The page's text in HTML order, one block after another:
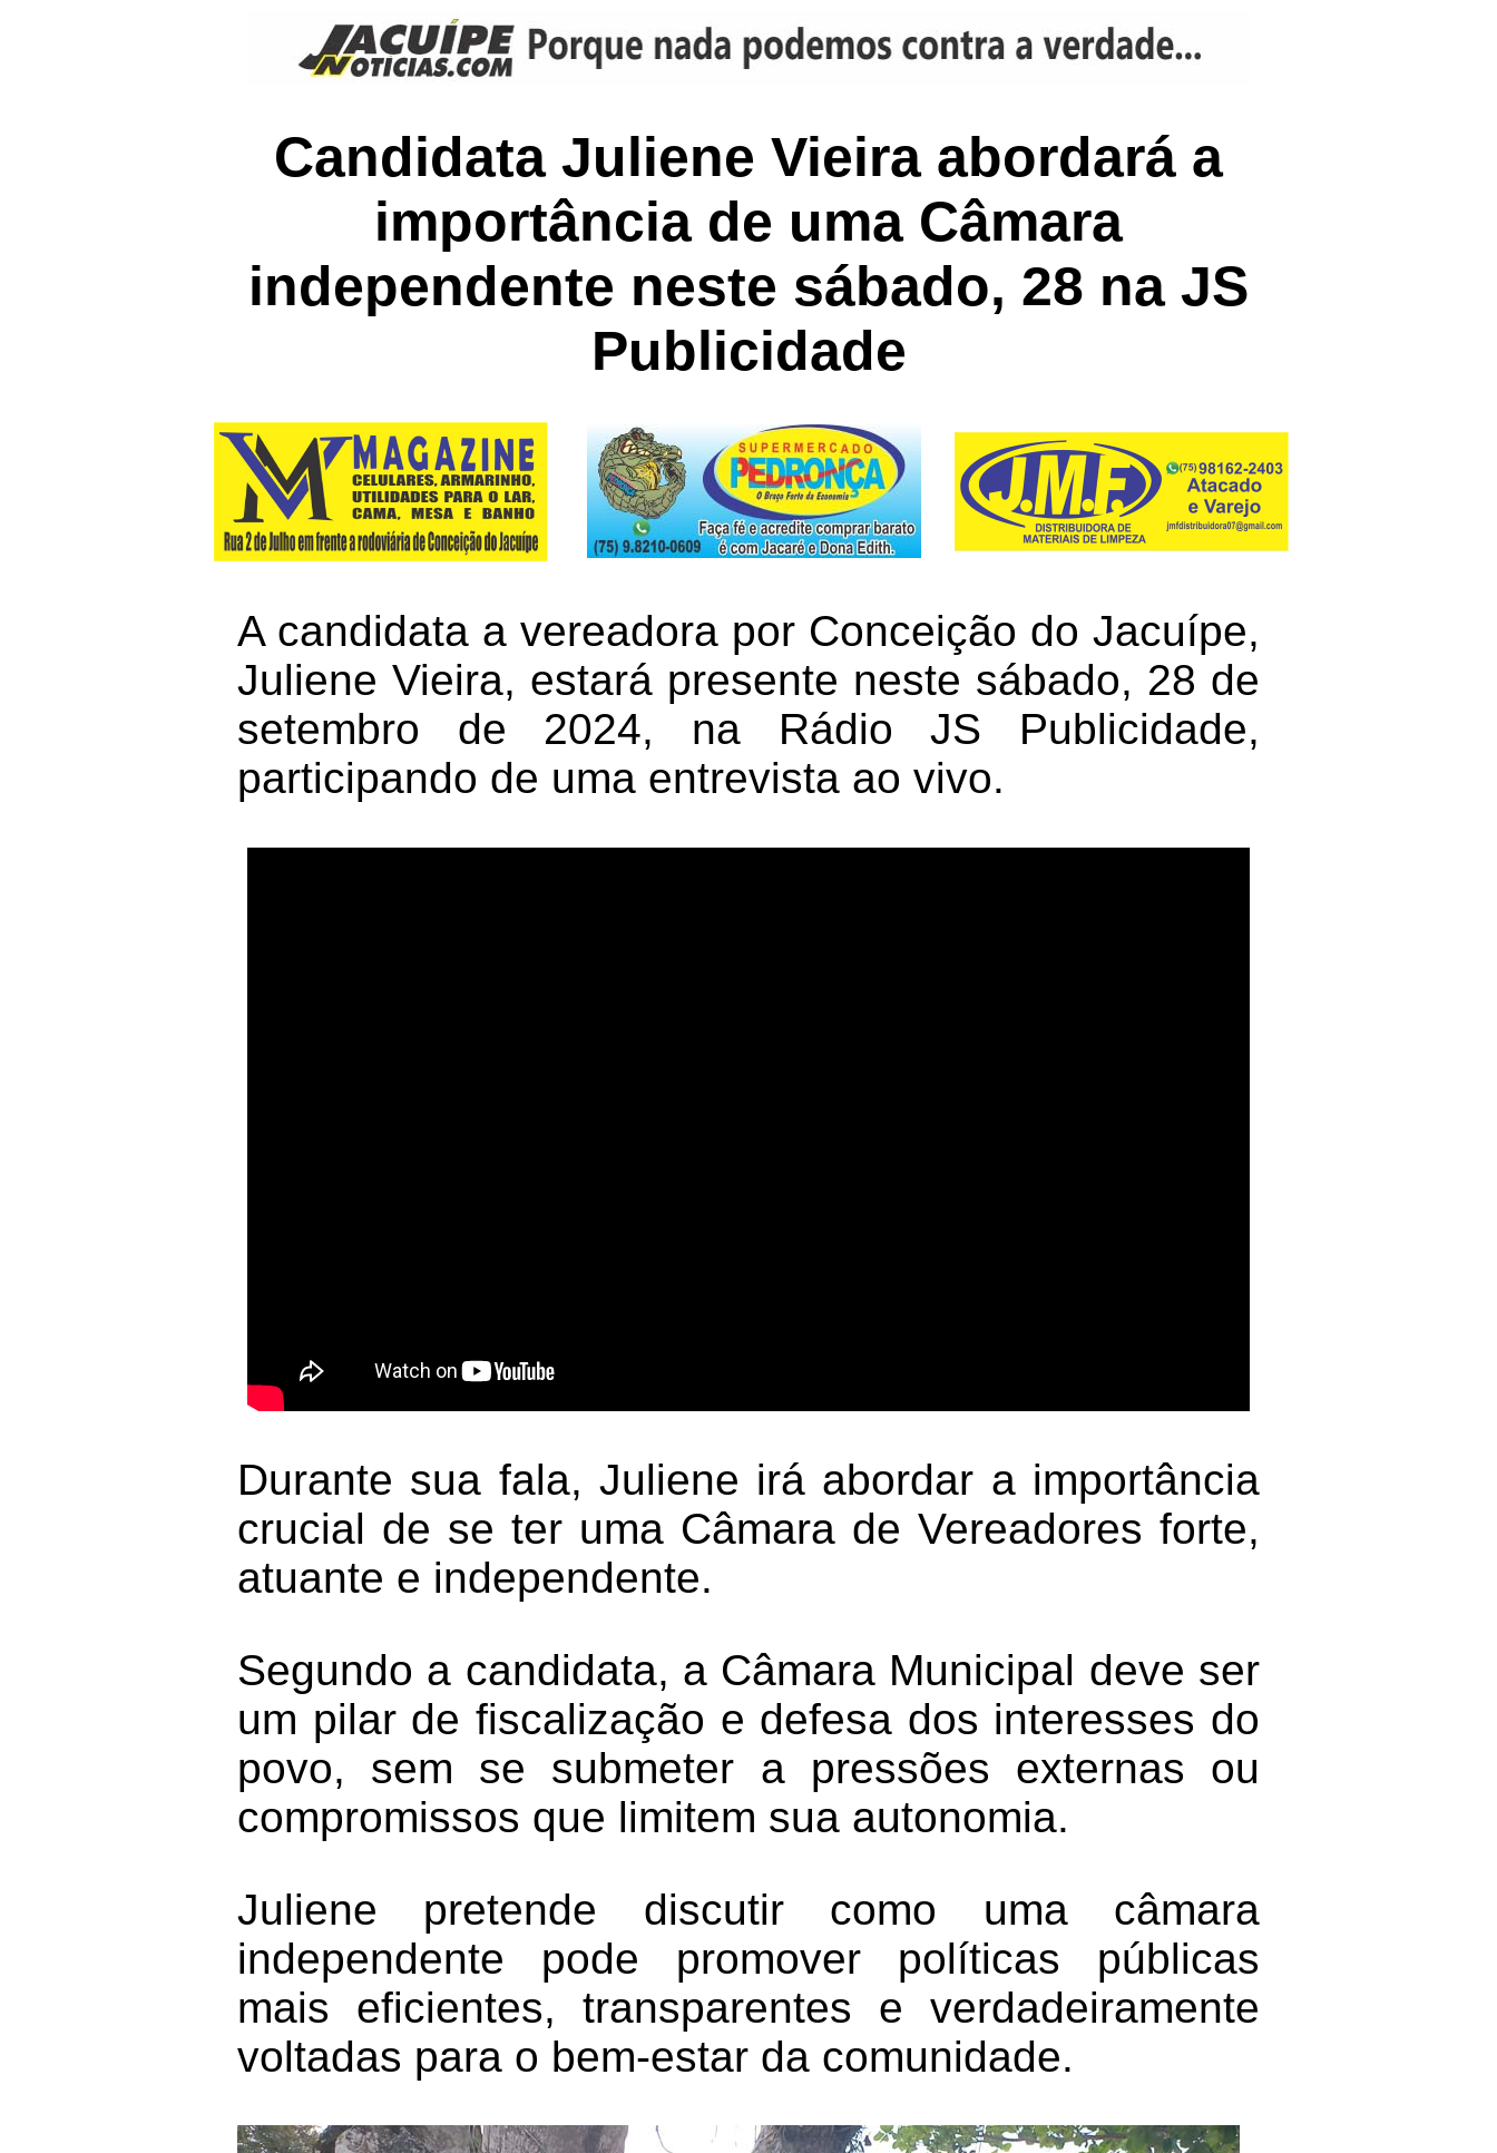
Candidata Juliene Vieira abordará a
importância de uma Câmara
independente neste sábado, 28 na JS
Publicidade
A candidata a vereadora por Conceição do Jacuípe,
Juliene Vieira, estará presente neste sábado, 28 de
setembro de 2024, na Rádio JS Publicidade,
participando de uma entrevista ao vivo.
Durante sua fala, Juliene irá abordar a importância
crucial de se ter uma Câmara de Vereadores forte,
atuante e independente.
Segundo a candidata, a Câmara Municipal deve ser
um pilar de fiscalização e defesa dos interesses do
povo, sem se submeter a pressões externas ou
compromissos que limitem sua autonomia.
Juliene pretende discutir como uma câmara
independente pode promover políticas públicas
mais eficientes, transparentes e verdadeiramente
voltadas para o bem-estar da comunidade.